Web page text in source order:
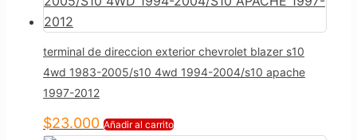
terminal de direccion exterior chevrolet blazer s10
4wd 1983-2005/s10 4wd 1994-2004/s10 apache
1997-2012
$23.000 Añadir al carrito